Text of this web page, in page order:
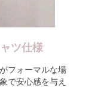
ツ仕様
フォーマルな場
で安心感を与え